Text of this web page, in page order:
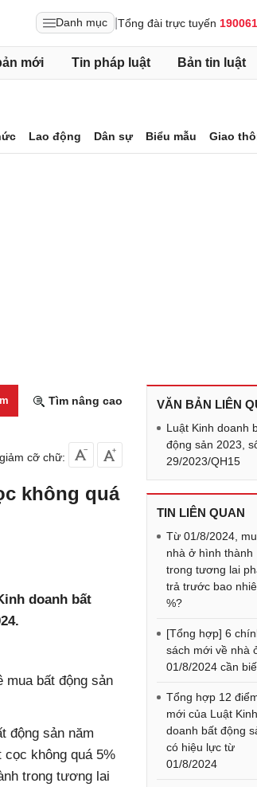
Danh mục Tổng đài trực tuyến
mới Tin pháp luật Bản tin luật
Lao động Dân sự Biểu mẫu Giao
Tìm nâng cao
cỡ chữ:
không quá
doanh bất
bất động sản
động sản năm
không quá 5%
trong tương lai
VĂN BẢN LIÊN
Luật Kinh doanh
động sản 2023,
29/2023/QH15
TIN LIÊN QUAN
Từ 01/8/2024,
nhà ở hình thành
trong tương lai
trả trước bao
%?
[Tổng hợp] 6
sách mới về nhà
01/8/2024 cần
Tổng hợp 12
mới của Luật Kinh
doanh bất động
có hiệu lực từ
01/8/2024